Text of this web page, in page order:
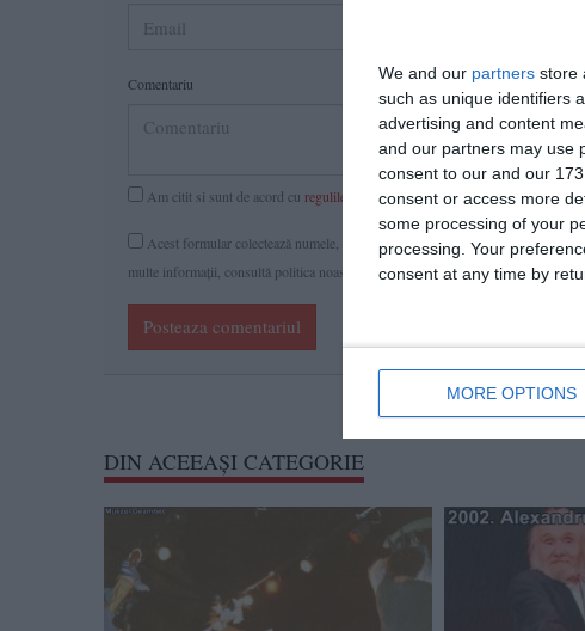
We and our partners store
such as unique identifiers
advertising and content
and our partners may use
consent to our and our
consent or access more
some processing of your
processing. Your
consent at any time by
MORE OPTIONS
Comentariu
Am citit si sunt de acord cu regulile de postare.
Acest formular colectează numele, e-mailul şi conținutul mesajului, astfel
multe informaţii, consultă politica noastră de confidenţialitate, unde vei primi
Posteaza comentariul
DIN ACEEAŞI CATEGORIE